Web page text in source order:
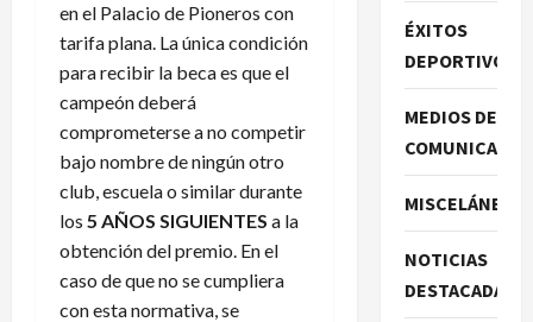
en el Palacio de Pioneros con
tarifa plana. La única condición
para recibir la beca es que el
campeón deberá
comprometerse a no competir
bajo nombre de ningún otro
club, escuela o similar durante
los 5 AÑOS SIGUIENTES a la
obtención del premio. En el
caso de que no se cumpliera
con esta normativa, se
ÉXITOS
DEPORTIVOS
MEDIOS DE
MISCELÁNEA
NOTICIAS
DESTACADAS